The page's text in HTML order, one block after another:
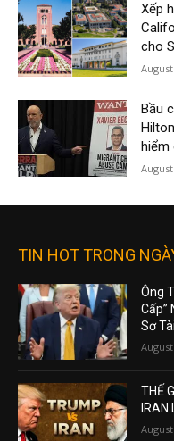
Xếp
cho
Bầu
hiểm
TIN HOT TRONG
Ông
Cấp”
Sơ
THẾ
IRAN